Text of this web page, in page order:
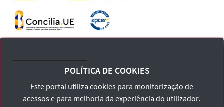
Largo dos Colegiais, Nº 2
tlf: +351 266 740 800
POLÍTICA DE COOKIES
Este portal utiliza cookies para monitorização de
acessos e para melhoria da experiência do utilizador.